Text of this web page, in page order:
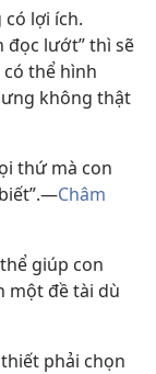
lợi ích.
đọc lướt” thì sẽ
có thể hình
không thật
thứ mà con
Châm
giúp con
một đề tài dù
phải chọn